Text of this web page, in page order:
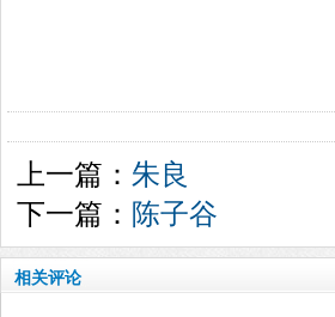
上一篇： 朱良
下一篇： 陈子谷
相关评论